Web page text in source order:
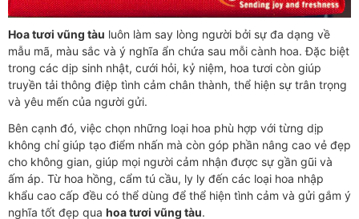
Hoa tươi vũng tàu luôn làm say lòng người bởi sự đa dạng về
mẫu mã, màu sắc và ý nghĩa ẩn chứa sau mỗi cành hoa. Đặc biệt
trong các dịp sinh nhật, cưới hỏi, kỷ niệm, hoa tươi còn giúp
truyền tải thông điệp tình cảm chân thành, thể hiện sự trân trọng
và yêu mến của người gửi.
Bên cạnh đó, việc chọn những loại hoa phù hợp với từng dịp
không chỉ giúp tạo điểm nhấn mà còn góp phần nâng cao vẻ đẹp
cho không gian, giúp mọi người cảm nhận được sự gần gũi và
ấm áp. Từ hoa hồng, cẩm tú cầu, ly ly đến các loại hoa nhập
khẩu cao cấp đều có thể dùng để thể hiện tình cảm và gửi gắm ý
nghĩa tốt đẹp qua hoa tươi vũng tàu.